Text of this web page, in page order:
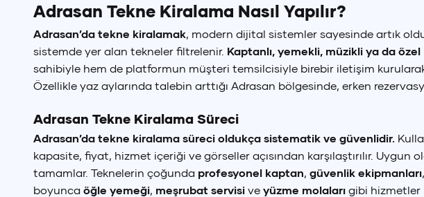
₺(TRY)
Dil Seçimi
Türkçe
Adrasan Tekne Kiralama Nasıl Yapılır?
Adrasan’da tekne kiralamak, modern dijital sistemler sayesinde artık
sistemde yer alan tekneler filtrelenir. Kaptanlı, yemekli, müzikli ya da
sahibiyle hem de platformun müşteri temsilcisiyle birebir iletişim
Özellikle yaz aylarında talebin arttığı Adrasan bölgesinde, erken
Adrasan Tekne Kiralama Süreci
Adrasan’da tekne kiralama süreci oldukça sistematik ve güvenlidir.
kapasite, fiyat, hizmet içeriği ve görseller açısından karşılaştırılır.
tamamlar. Teknelerin çoğunda profesyonel kaptan, güvenlik ekipmanları,
boyunca öğle yemeği, meşrubat servisi ve yüzme molaları gibi hizmetler